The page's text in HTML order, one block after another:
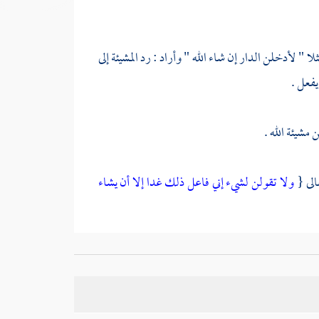
" لأدخلن الدار إن شاء الله " وأراد : رد المشيئة إلى
.
مشيئة الله .
{ولا تقولن لشيء إني فاعل ذلك غدا إلا أن يشاء
واليمين بالله ويوقعالطلاق ، وإن علق بالمشيئة،